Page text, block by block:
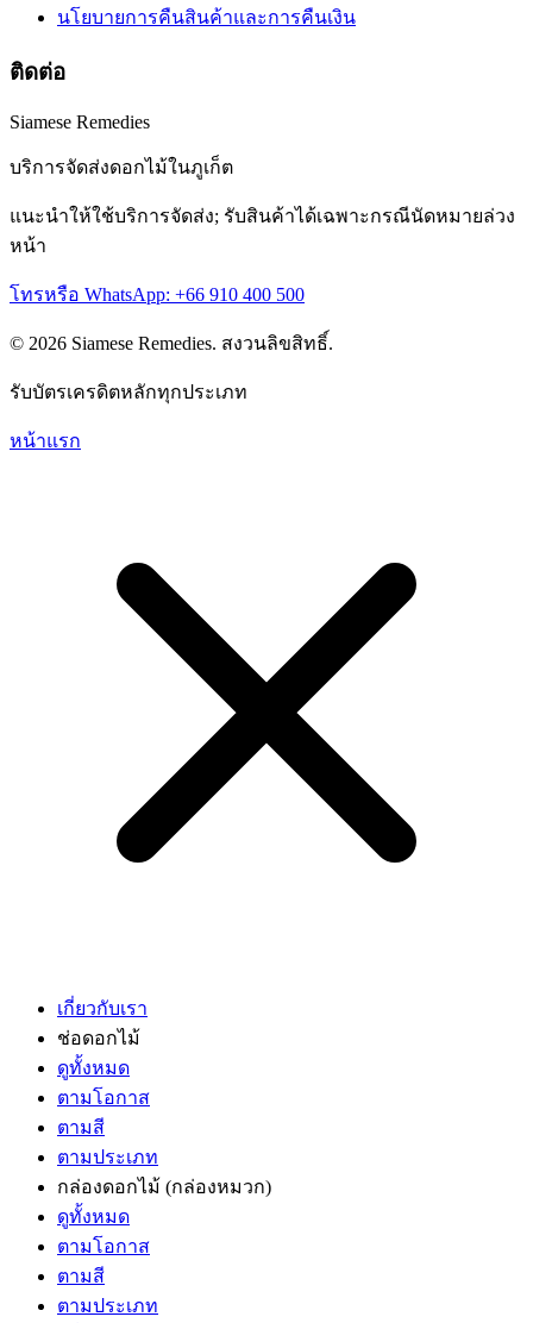
นโยบายการคืนสินค้าและการคืนเงิน
ติดต่อ
Siamese Remedies
บริการจัดส่งดอกไม้ในภูเก็ต
แนะนำให้ใช้บริการจัดส่ง; รับสินค้าได้เฉพาะกรณีนัดหมายล่วง
หน้า
โทรหรือ WhatsApp: +66 910 400 500
© 2026 Siamese Remedies. สงวนลิขสิทธิ์.
รับบัตรเครดิตหลักทุกประเภท
หน้าแรก
เกี่ยวกับเรา
ช่อดอกไม้
ดูทั้งหมด
ตามโอกาส
ตามสี
ตามประเภท
กล่องดอกไม้ (กล่องหมวก)
ดูทั้งหมด
ตามโอกาส
ตามสี
ตามประเภท